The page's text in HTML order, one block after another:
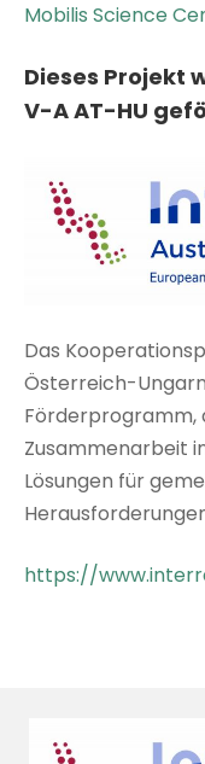
Mobilis Science
Dieses Projekt
V-A AT-HU
Das
Österreich-
Förderprogramm,
Zusammenarbeit
Lösungen für
https://